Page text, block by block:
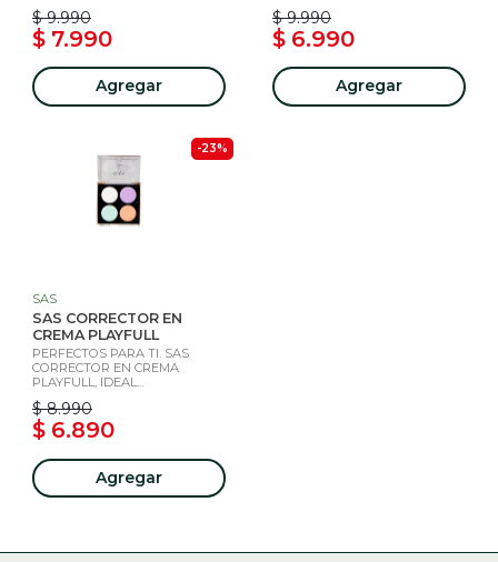
$ 9.990
$ 7.990
Agregar
$ 9.990
$ 6.990
Agregar
-23%
SAS
SAS CORRECTOR EN
CREMA PLAYFULL
PERFECTOS PARA TI. SAS
CORRECTOR EN CREMA
PLAYFULL, IDEAL...
$ 8.990
$ 6.890
Agregar